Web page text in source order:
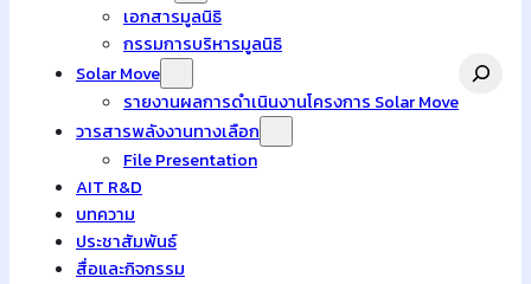
เอกสารมูลนิธิ
กรรมการบริหารมูลนิธิ
Solar Move
รายงานผลการดำเนินงานโครงการ Solar Move
วารสารพลังงานทางเลือก
File Presentation
AIT R&D
บทความ
ประชาสัมพันธ์
สื่อและกิจกรรม
Search